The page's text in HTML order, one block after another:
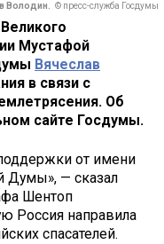
Володин. © пресс-служба Госдумы
Мустафой
Вячеслав
в связи с
Об
сайте Госдумы.
от имени
Думы», — сказал
Шентоп
Россия направила
спасателей.